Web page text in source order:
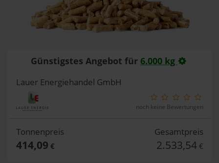
Günstigstes Angebot für 6.000 kg
Lauer Energiehandel GmbH
noch keine Bewertungen
Tonnenpreis
414,09 €
Gesamtpreis
2.533,54 €